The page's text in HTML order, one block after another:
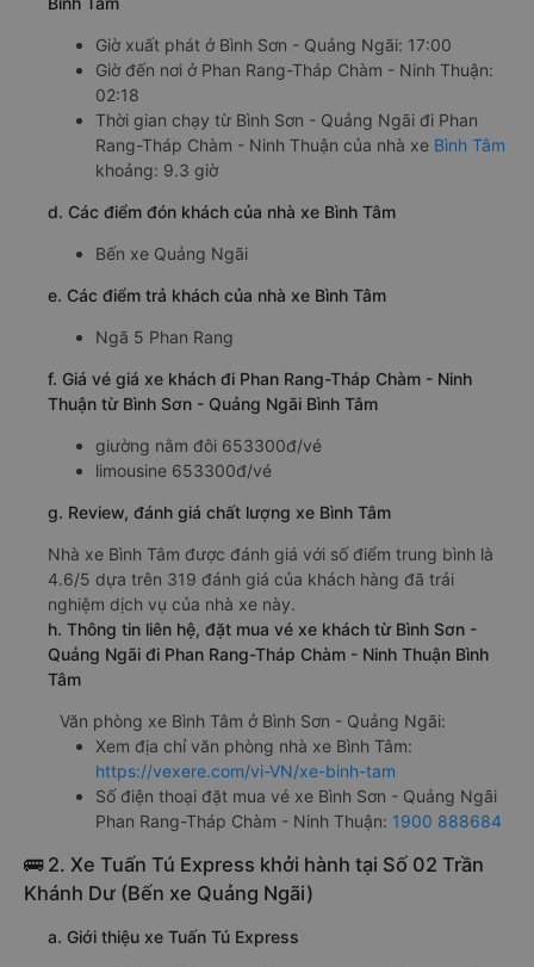
Giờ xuất phát ở Bình Sơn - Quảng Ngãi: 17:00
Giờ đến nơi ở Phan Rang-Tháp Chàm - Ninh Thuận:
02:18
Thời gian chạy từ Bình Sơn - Quảng Ngãi đi Phan
Rang-Tháp Chàm - Ninh Thuận của nhà xe Bình Tâm
khoảng: 9.3 giờ
d. Các điểm đón khách của nhà xe Bình Tâm
Bến xe Quảng Ngãi
e. Các điểm trả khách của nhà xe Bình Tâm
Ngã 5 Phan Rang
f. Giá vé giá xe khách đi Phan Rang-Tháp Chàm - Ninh
Thuận từ Bình Sơn - Quảng Ngãi Bình Tâm
giường nằm đôi 653300đ/vé
limousine 653300đ/vé
g. Review, đánh giá chất lượng xe Bình Tâm
Nhà xe Bình Tâm được đánh giá với số điểm trung bình là
4.6/5 dựa trên 319 đánh giá của khách hàng đã trải
nghiệm dịch vụ của nhà xe này.
h. Thông tin liên hệ, đặt mua vé xe khách từ Bình Sơn -
Quảng Ngãi đi Phan Rang-Tháp Chàm - Ninh Thuận Bình
Tâm
Văn phòng xe Bình Tâm ở Bình Sơn - Quảng Ngãi:
Xem địa chỉ văn phòng nhà xe Bình Tâm:
https://vexere.com/vi-VN/xe-binh-tam
Số điện thoại đặt mua vé xe Bình Sơn - Quảng Ngãi
Phan Rang-Tháp Chàm - Ninh Thuận: 1900 888684
🚌 2. Xe Tuấn Tú Express khởi hành tại Số 02 Trần
Khánh Dư (Bến xe Quảng Ngãi)
a. Giới thiệu xe Tuấn Tú Express